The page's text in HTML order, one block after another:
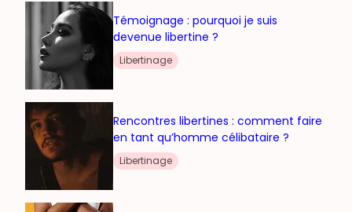
Témoignage : pourquoi je suis
devenue libertine ?
Libertinage
Rencontres libertines : comment faire
en tant qu’homme célibataire ?
Libertinage